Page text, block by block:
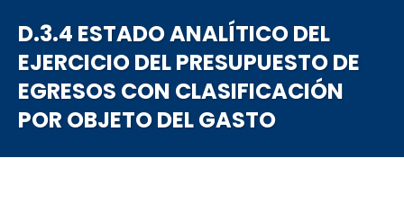
D.3.4 ESTADO ANALÍTICO DEL
EJERCICIO DEL PRESUPUESTO DE
EGRESOS CON CLASIFICACIÓN
POR OBJETO DEL GASTO